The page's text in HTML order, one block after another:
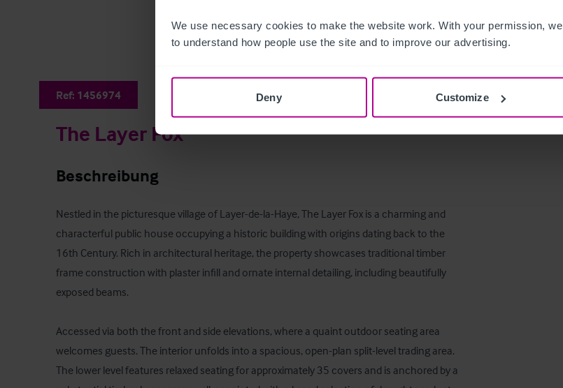
We use necessary cookies to make the website work. With your permission,
to understand how people use the site and to improve our advertising.
Deny Customize
Ref: 1456974
The Layer Fox
Beschreibung
Nestled in the picturesque village of Layer-de-la-Haye, The Layer Fox is a charming and
characterful public house occupying a historic building with origins dating back to the
16th Century. Rich in architectural heritage, the property showcases traditional timber
frame construction with plaster infill and ornate internal detailing, including beautifully
exposed beams.
Accessed via both the front and side elevations, where a quaint outdoor seating area
welcomes guests. The interior unfolds into a spacious, open-plan split-level trading area.
The lower level features relaxed seating for approximately 35 covers and is anchored by a